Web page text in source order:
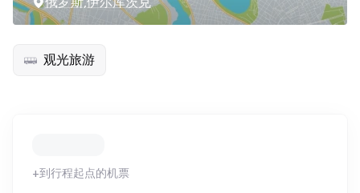
观光旅游
+到行程起点的机票